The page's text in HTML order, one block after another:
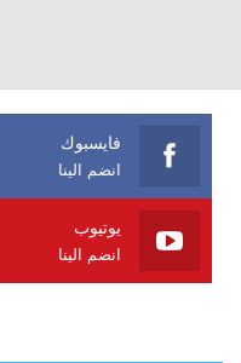
فايسبوك
انضم الينا
يوتيوب
انضم الينا